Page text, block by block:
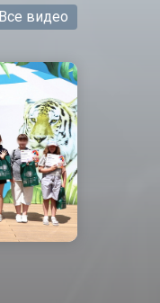
Все видео